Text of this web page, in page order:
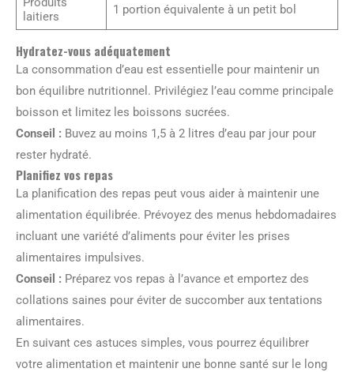
laitiers
1 portion équivalente à un petit bol
Hydratez-vous adéquatement
La consommation d’eau est essentielle pour maintenir un
bon équilibre nutritionnel. Privilégiez l’eau comme principale
boisson et limitez les boissons sucrées.
Conseil : Buvez au moins 1,5 à 2 litres d’eau par jour pour
rester hydraté.
Planifiez vos repas
La planification des repas peut vous aider à maintenir une
alimentation équilibrée. Prévoyez des menus hebdomadaires
incluant une variété d’aliments pour éviter les prises
alimentaires impulsives.
Conseil : Préparez vos repas à l’avance et emportez des
collations saines pour éviter de succomber aux tentations
alimentaires.
En suivant ces astuces simples, vous pourrez équilibrer
votre alimentation et maintenir une bonne santé sur le long